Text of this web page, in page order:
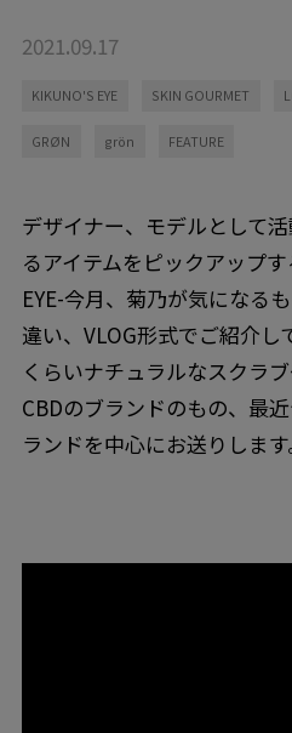
2021.09.17
KIKUNO'S EYE SKIN GOURMET
GRØN grön FEATURE
デザイナー、モデルとして
るアイテムをピックアップ
EYE-今月、菊乃が気になる
違い、VLOG形式でご紹介し
くらいナチュラルなスクラ
CBDのブランドのもの、最
ランドを中心にお送りします